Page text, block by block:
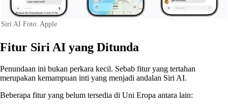
Siri AI Foto: Apple
Fitur Siri AI yang Ditunda
Penundaan ini bukan perkara kecil. Sebab fitur yang tertahan
merupakan kemampuan inti yang menjadi andalan Siri AI.
Beberapa fitur yang belum tersedia di Uni Eropa antara lain: